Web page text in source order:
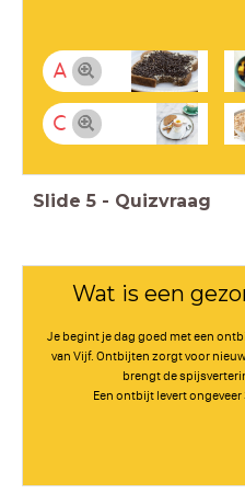
A
C
Slide 5 - Quizvraag
Wat is een
Je begint je dag goed met een
van Vijf. Ontbijten zorgt voor
brengt de
Een ontbijt levert